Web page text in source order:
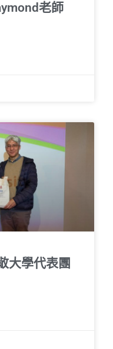
老師
大學代表團